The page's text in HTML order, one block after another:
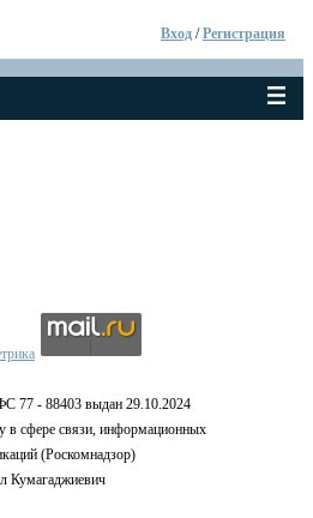
Вход /Регистрация
77 - 88403 выдан 29.10.2024
в сфере связи, информационных
(Роскомнадзор)
Кумагаджиевич